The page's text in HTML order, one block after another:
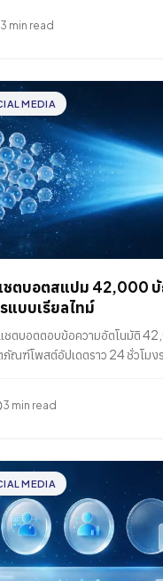
3 min read
MEDIA
ตบอตสแปม 42,000 บั
แบบเรียลไทม์
ชตบอตตอบข้อความอัตโนมัติ
ณฑ์โพสต์อัปเดตราว 24 ชั่วโมงร
3 min read
MEDIA